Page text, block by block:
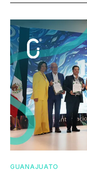
GUANAJUATO